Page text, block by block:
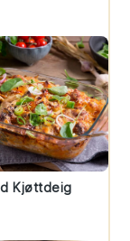
Kjøttdeig